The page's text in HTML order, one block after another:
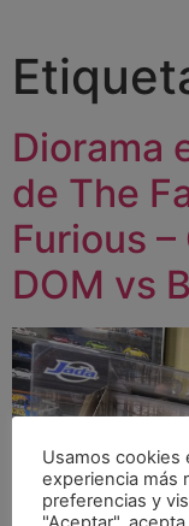
Diorama
de The
Furious –
DOM vs
Usamos cookies
experiencia más
preferencias y